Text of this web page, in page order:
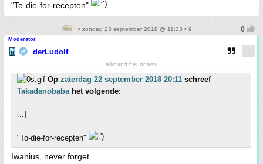
"To-die-for-recepten"
• zondag 23 september 2018 @ 11:33 • 9
Moderator
derLudolf
allround beunhaas
Op zaterdag 22 september 2018 20:11 schreef
Takadanobabahet volgende:
[..]
"To-die-for-recepten"
Iwanius, never forget.